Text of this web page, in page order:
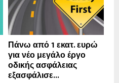
Πάνω από 1 εκατ. ευρώ
για νέο μεγάλο έργο
οδικής ασφάλειας
εξασφάλισε...